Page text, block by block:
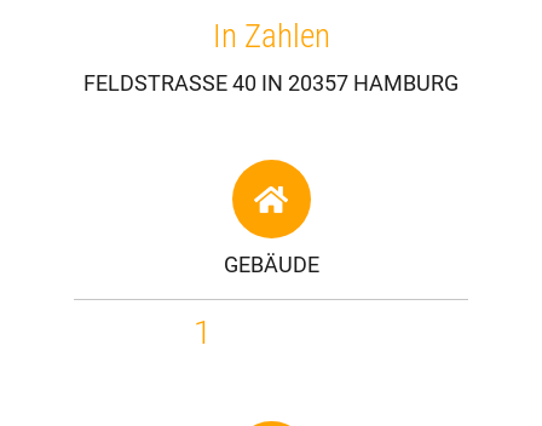
In Zahlen
FELDSTRASSE 40 IN 20357 HAMBURG
GEBÄUDE
1